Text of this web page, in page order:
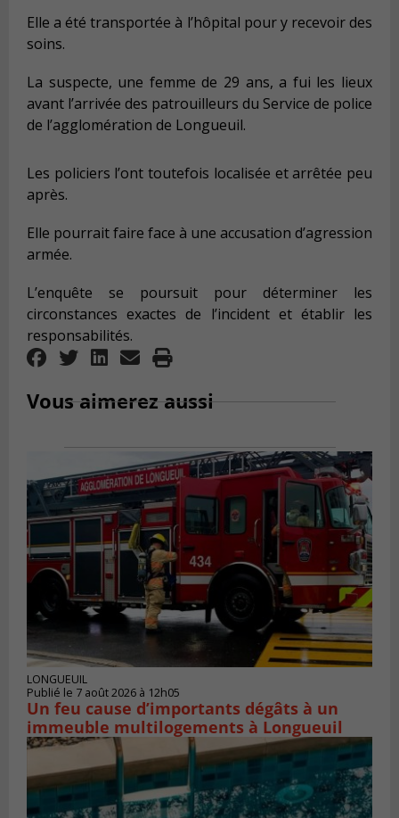
Elle a été transportée à l’hôpital pour y recevoir des
soins.
La suspecte, une femme de 29 ans, a fui les lieux
avant l’arrivée des patrouilleurs du Service de police
de l’agglomération de Longueuil.
Les policiers l’ont toutefois localisée et arrêtée peu
après.
Elle pourrait faire face à une accusation d’agression
armée.
L’enquête se poursuit pour déterminer les
circonstances exactes de l’incident et établir les
responsabilités.
Vous aimerez aussi
LONGUEUIL
Publié le 7 août 2026 à 12h05
Un feu cause d’importants dégâts à un
immeuble multilogements à Longueuil